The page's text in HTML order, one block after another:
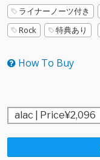
ライナーノーツ付き
Rock
特典あり
How To Buy